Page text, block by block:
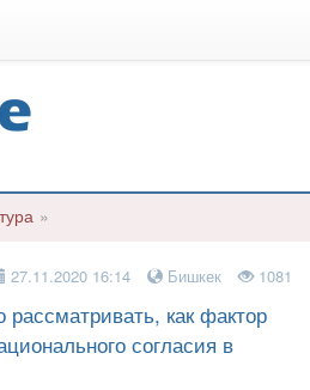
»
27.11.2020 16:14 Бишкек 1081
как фактор
согласия в